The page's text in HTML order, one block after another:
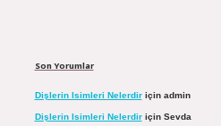
Son Yorumlar
Dişlerin Isimleri Nelerdiriçin admin
Dişlerin Isimleri Nelerdiriçin Sevda